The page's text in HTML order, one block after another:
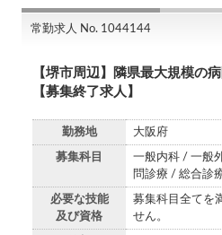
常勤求人 No. 1044144
【堺市周辺】隣県最大規模の
【募集終了求人】
勤務地 大阪府
募集科目
一般内科 / 一般
問診療 / 総合診
必要な技能
及び資格
募集科目全てを
せん。